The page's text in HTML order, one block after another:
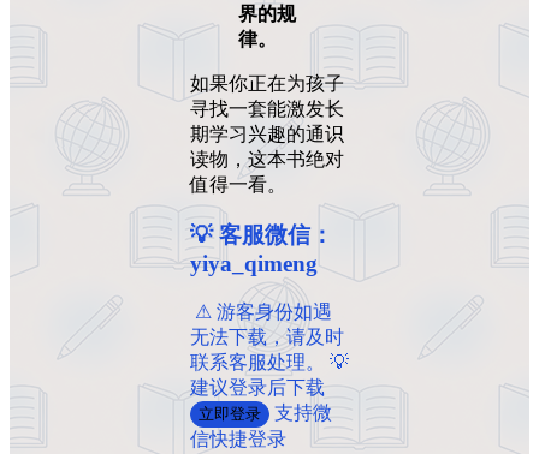
界的规
律。
如果你正在为孩子
寻找一套能激发长
期学习兴趣的通识
读物，这本书绝对
值得一看。
💡 客服微信：
yiya_qimeng
️ ️⚠ 游客身份如遇
无法下载，请及时
联系客服处理。 💡
建议登录后下载
立即登录
支持微
信快捷登录